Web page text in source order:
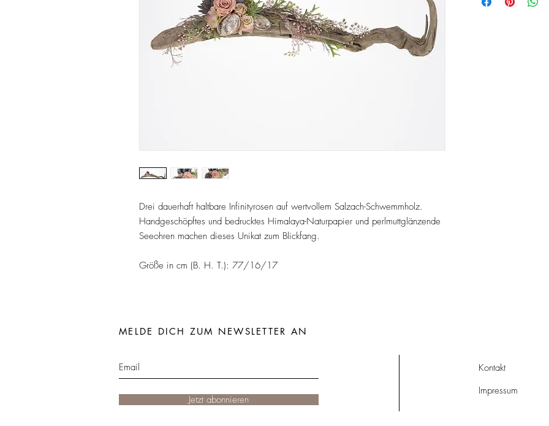
Drei dauerhaft haltbare Infinityrosen auf wertvollem Salzach-Schwemmholz.
Handgeschöpftes und bedrucktes Himalaya-Naturpapier und perlmuttglänzende
Seeohren machen dieses Unikat zum Blickfang.
Größe in cm (B. H. T.): 77/16/17
Jetzt abonnieren
MELDE DICH ZUM NEWSLETTER AN
Kontakt
Impressum